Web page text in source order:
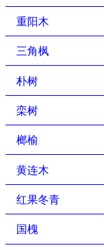
重阳木
三角枫
朴树
栾树
榔榆
黄连木
红果冬青
国槐